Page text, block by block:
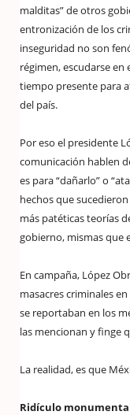
malditas” de otros
entronización de los
inseguridad no son
régimen, escudarse en
tiempo presente para
del país.
Por eso el presidente
comunicación hablen
es para “dañarlo” o
hechos que
más patéticas teorías
gobierno, mismas que
En campaña, López
masacres criminales
se reportaban en los
las mencionan y finge
La realidad, es que
Ridículo